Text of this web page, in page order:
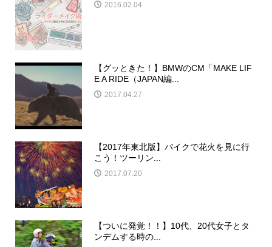
2016.02.04
【グッときた！】BMWのCM「MAKE LIF
E A RIDE（JAPAN編...
2017.04.27
【2017年東北版】バイクで花火を見に行
こう！ツーリン...
2017.07.20
【ついに発覚！！】10代、20代女子とタ
ンデムする時の...